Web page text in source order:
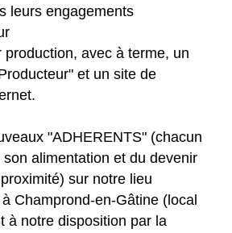
leurs engagements
production, avec à terme, un
et un site de
"ADHERENTS" (chacun
alimentation et du devenir
sur notre lieu
Champrond-en-Gâtine (local
à notre disposition par la